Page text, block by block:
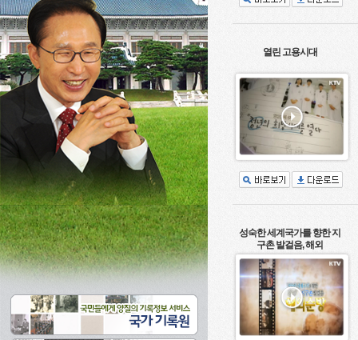
열린 고용시대
성숙한 세계국가를 향한 지
구촌 발걸음, 해외